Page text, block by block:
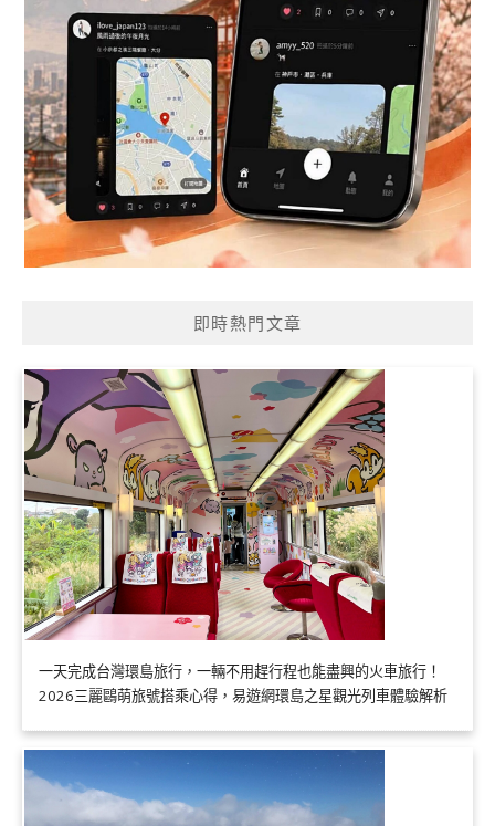
即時熱門文章
一天完成台灣環島旅行，一輛不用趕行程也能盡興的火車旅行！
2026三麗鷗萌旅號搭乘心得，易遊網環島之星觀光列車體驗解析